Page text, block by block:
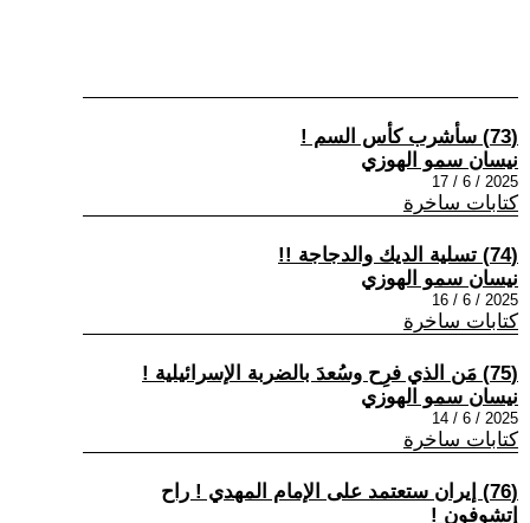
(73) سأشرب كأس السم !
نيسان سمو الهوزي
2025 / 6 / 17
كتابات ساخرة
(74) تسلية الديك والدجاجة !!
نيسان سمو الهوزي
2025 / 6 / 16
كتابات ساخرة
(75) مَن الذي فرِح وسُعدَ بالضربة الإسرائيلية !
نيسان سمو الهوزي
2025 / 6 / 14
كتابات ساخرة
(76) إيران ستعتمد على الإمام المهدي ! راح
إتشوفون !